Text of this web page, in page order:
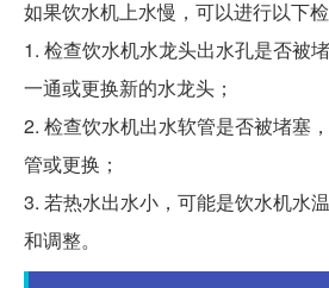
如果饮水机上水慢，可以进行以下
1. 检查饮水机水龙头出水孔是否被
一通或更换新的水龙头；
2. 检查饮水机出水软管是否被堵塞
管或更换；
3. 若热水出水小，可能是饮水机水
和调整。